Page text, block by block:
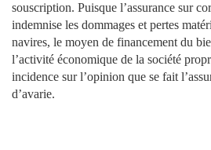
souscription. Puisque l’assurance sur
indemnise les dommages et pertes
navires, le moyen de financement du
l’activité économique de la société
incidence sur l’opinion que se fait
d’avarie.